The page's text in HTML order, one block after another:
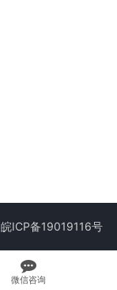
皖ICP备19019116号
微信咨询